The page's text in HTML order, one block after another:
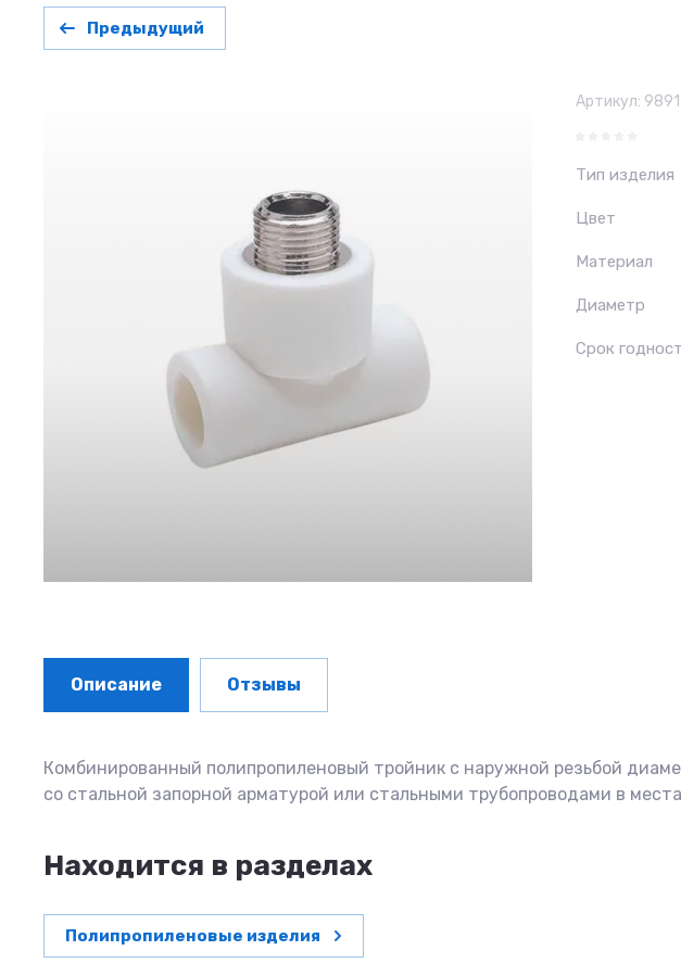
Предыдущий
Артикул: 9891
Тип изделия
Цвет
Материал
Диаметр
Срок
Описание Отзывы
Комбинированный полипропиленовый тройник с наружной резьбой
со стальной запорной арматурой или стальными трубопроводами в
Находится в разделах
Полипропиленовые изделия